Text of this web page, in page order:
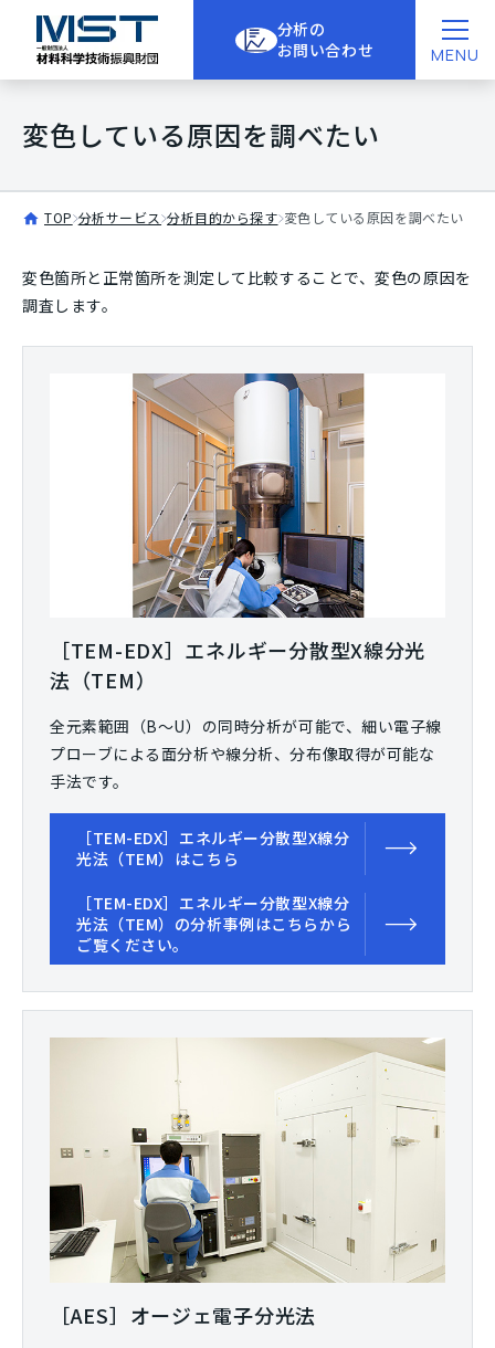
MENU
分析の
お問い合わせ
変色している原因を調べたい
TOP 分析サービス 分析目的から探す 変色している原因を調べたい
変色箇所と正常箇所を測定して比較することで、変色の原因を
調査します。
［TEM-EDX］エネルギー分散型X線分光
法（TEM）
全元素範囲（B～U）の同時分析が可能で、細い電子線
プローブによる面分析や線分析、分布像取得が可能な
手法です。
［TEM-EDX］エネルギー分散型X線分
光法（TEM）はこちら
［TEM-EDX］エネルギー分散型X線分
光法（TEM）の分析事例はこちらから
ご覧ください。
［AES］オージェ電子分光法